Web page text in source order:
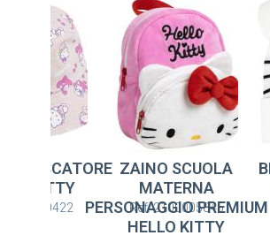
PESCATORE
KITTY
2200010422
ZAINO SCUOLA
MATERNA
PERSONAGGIO PREMIUM
HELLO KITTY
Ref: 2100005845